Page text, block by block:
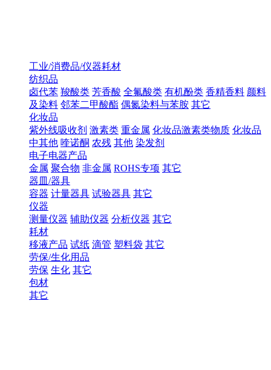
工业/消费品/仪器耗材
纺织品
卤代苯 羧酸类 芳香酸 全氟酸类 有机酚类 香精香料 颜料
及染料 邻苯二甲酸酯 偶氮染料与苯胺 其它
化妆品
紫外线吸收剂 激素类 重金属 化妆品激素类物质 化妆品
中其他 喹诺酮 农残 其他 染发剂
电子电器产品
金属 聚合物 非金属 ROHS专项 其它
器皿/器具
容器 计量器具 试验器具 其它
仪器
测量仪器 辅助仪器 分析仪器 其它
耗材
移液产品 试纸 滴管 塑料袋 其它
劳保/生化用品
劳保 生化 其它
包材
其它